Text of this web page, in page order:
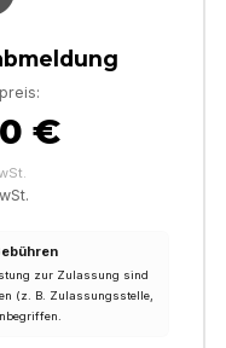
€
zur Zulassung sind
(z. B. Zulassungsstelle,